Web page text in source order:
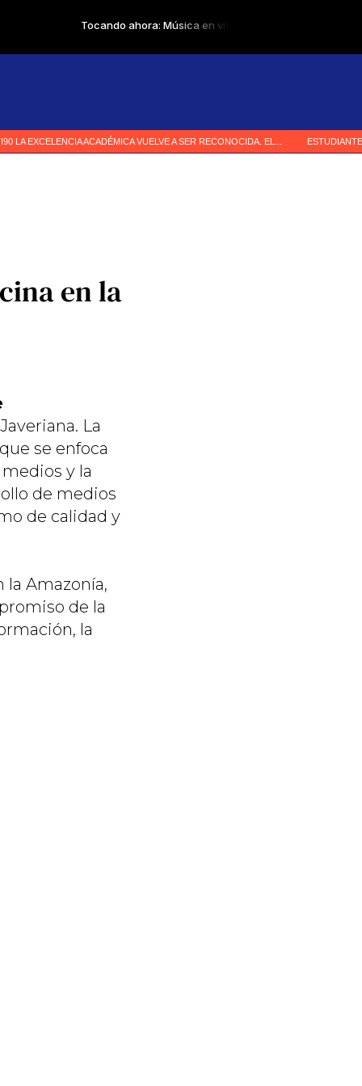
en la
La
se enfoca
y la
de medios
de calidad y
la Amazonía,
de la
la